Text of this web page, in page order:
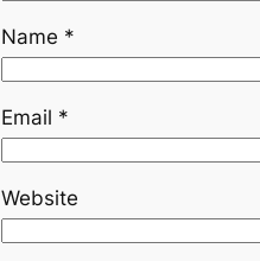
Name *
Email *
Website